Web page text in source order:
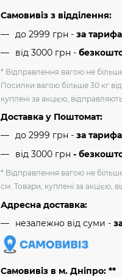
Самовивіз з відділення:
до 2999 грн - за
від 3000 грн -
* Відправлення вагою не
Посилки вагою більше 30 кг
куплені за акцією,
Доставка у Поштомат:
до 2999 грн - за
від 3000 грн -
* Відправлення вагою не
см. Товари, куплені за акцією,
Адресна доставка:
незалежно від суми -
Самовивіз в м. Дніпро: **